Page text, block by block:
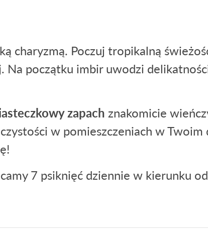
charyzmą. Poczuj tropikalną
początku imbir uwodzi
zapach znakomicie
w pomieszczeniach w Twoim
7 psiknięć dziennie w kierunku